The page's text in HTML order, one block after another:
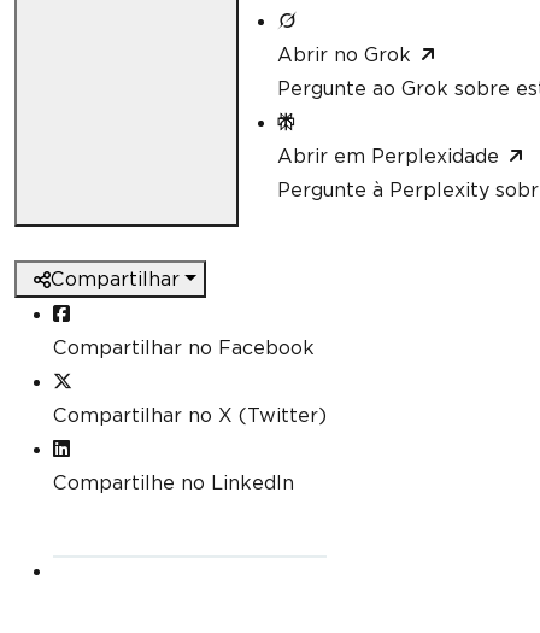
Abrir no Grok
Pergunte ao Grok sobre
Abrir em Perplexidade
Pergunte à Perplexity
Compartilhar
Compartilhar no Facebook
Compartilhar no X (Twitter)
Compartilhe no LinkedIn